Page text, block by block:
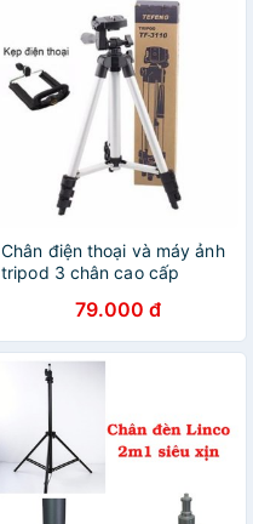
Chân điện thoại và máy ảnh
tripod 3 chân cao cấp
79.000 đ